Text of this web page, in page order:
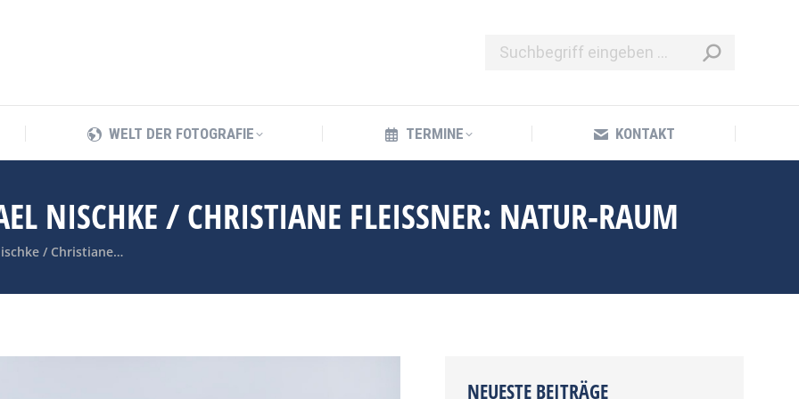
WELT DER FOTOGRAFIE TERMINE KONTAKT
NISCHKE / CHRISTIANE FLEISSNER: NATUR-RAUM
/ Christiane…
NEUESTE BEITRÄGE